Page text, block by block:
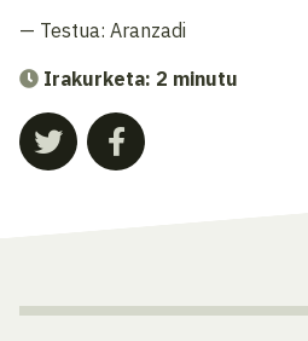
— Testua: Aranzadi
Irakurketa: 2 minutu